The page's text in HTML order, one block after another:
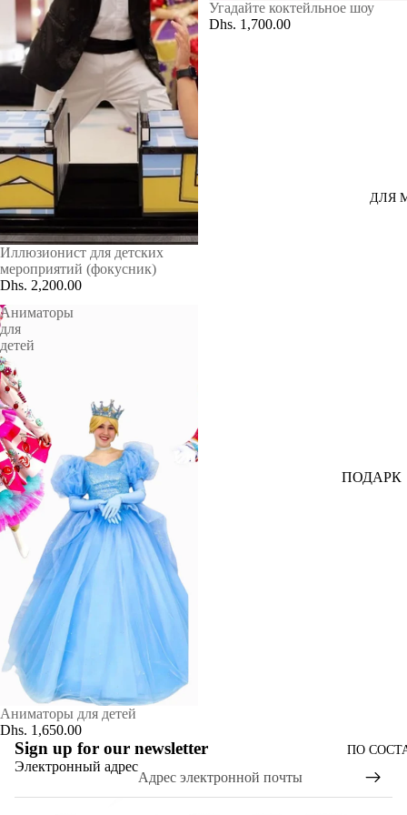
ДЛЯ
ПОДАРК
Н
ПО
Иллюзионист для детских
мероприятий (фокусник)
Dhs. 2,200.00
Угадайте коктейльное шоу
Dhs. 1,700.00
Аниматоры
для
детей
Аниматоры для детей
Dhs. 1,650.00
Sign up for our newsletter
Электронный адрес